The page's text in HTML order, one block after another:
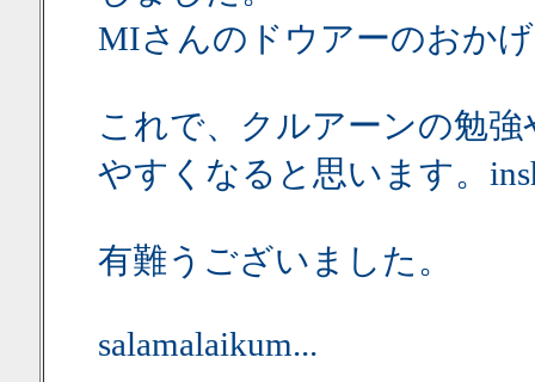
MIさんのドウアーのおかげ
これで、クルアーンの勉
やすくなると思います。
有難うございました。
salamalaikum...